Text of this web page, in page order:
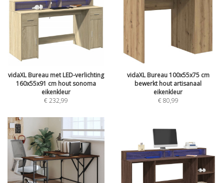
vidaXL Bureau met LED-verlichting
160x55x91 cm hout sonoma
eikenkleur
€232,99
vidaXL Bureau 100x55x75 cm
bewerkt hout artisanaal
eikenkleur
€80,99